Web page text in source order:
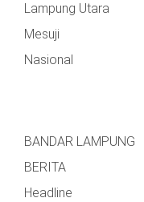
Lampung Utara
Mesuji
Nasional
BANDAR LAMPUNG
BERITA
Headline